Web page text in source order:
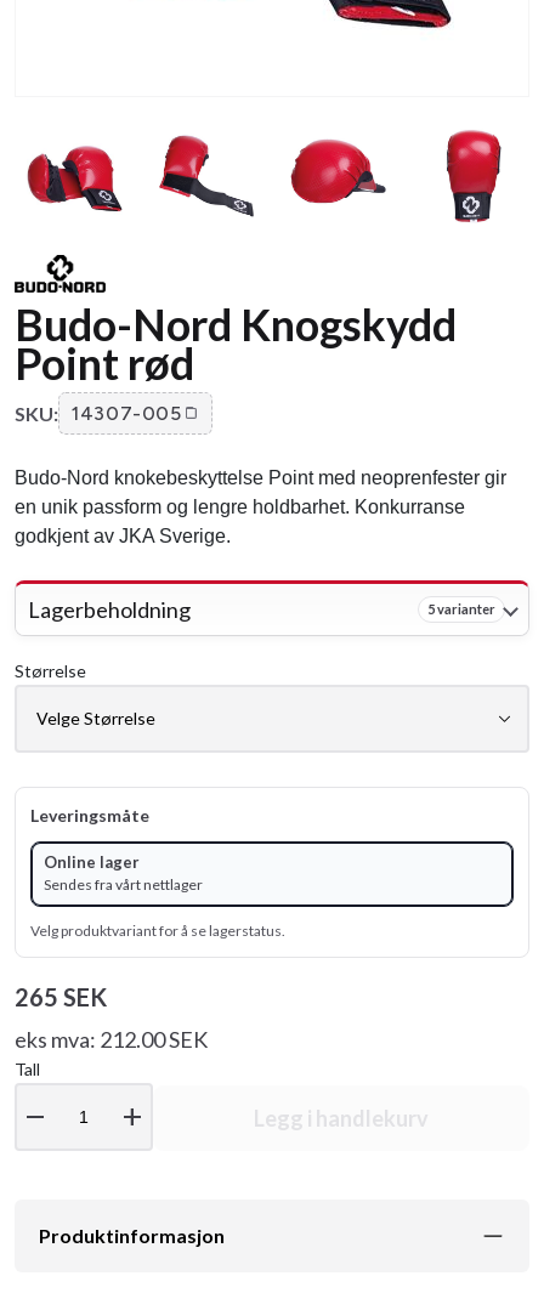
Budo-Nord Knogskydd
Point rød
SKU: 14307-005
Budo-Nord knokebeskyttelse Point med neoprenfester gir
en unik passform og lengre holdbarhet. Konkurranse
godkjent av JKA Sverige.
Lagerbeholdning 5 varianter
Størrelse
Leveringsmåte
Online lager
Sendes fra vårt nettlager
Velg produktvariant for å se lagerstatus.
265 SEK
eks mva: 212.00 SEK
Tall
remove add Legg i handlekurv
Produktinformasjon